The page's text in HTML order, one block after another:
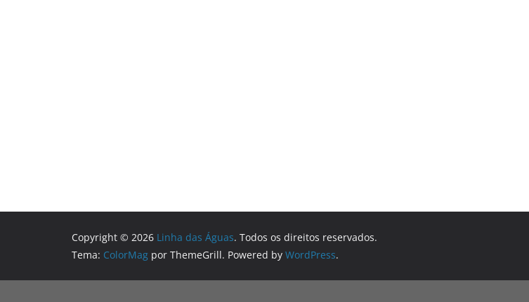
Copyright © 2026 Linha das Águas. Todos os direitos reservados.
Tema: ColorMag por ThemeGrill. Powered by WordPress.